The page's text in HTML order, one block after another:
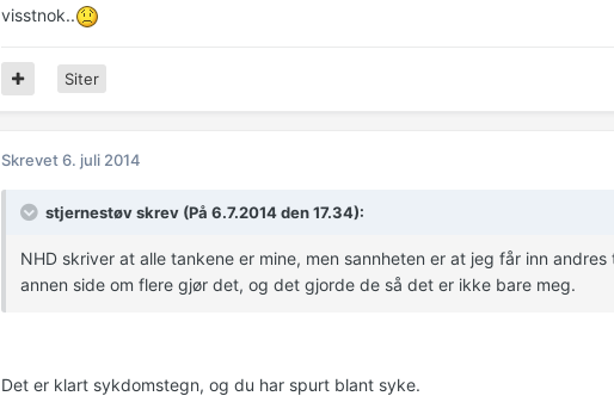
visstnok..
Siter
Skrevet6. juli 2014
stjernestøv skrev (På 6.7.2014 den 17.34):
NHD skriver at alle tankene er mine, men sannheten er at jeg får inn
annen side om flere gjør det, og det gjorde de så det er ikke bare meg.
Det er klart sykdomstegn, og du har spurt blant syke.